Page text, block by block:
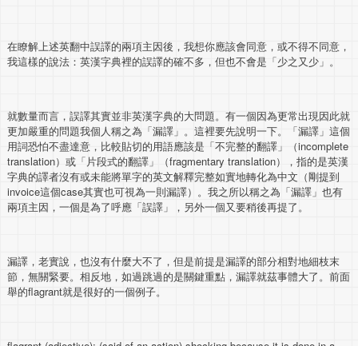
在瞭解上述英翻中誤譯的兩項主因後，我想你應該會同意，或不得不同意，
我這樣的說法：英漢字典裡的誤譯的確不多，但也不會是「少之又少」。
就數量而言，誤譯其實並非英漢字典的大問題。有一個因為更常出現因此就
更加嚴重的問題我個人稱之為「漏譯」。這裡要先說明一下。「漏譯」這個
用詞恐怕不盡達意，比較貼切的用語應該是「不完整的翻譯」（incomplete
translation）或「片段式的翻譯」（fragmentary translation），指的是英漢
字典的譯者沒有或未能將單字的英文解釋完整如實地轉化為中文（剛提到
invoice這個case其實也可視為一則漏譯）。我之所以稱之為「漏譯」也有
兩項主因，一個是為了呼應「誤譯」，另外一個又要稍後再提了。
漏譯，老實說，也沒有什麼大不了，但是前提是漏譯的部分相對地細枝末
節，無關緊要。相反地，如過跳過的是關鍵重點，漏譯就茲事體大了。前面
舉的flagrant就是很好的一個例子。